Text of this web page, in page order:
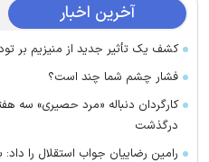
آخرین اخبار
کشف یک تأثیر جدید از منیزیم بر
فشار چشم شما چند است؟
کارگردان دنباله «مرد حصیری» سه
درگذشت
رامین رضاییان جواب استقلال را